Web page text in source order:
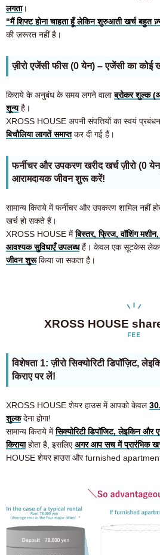
लगता।
"मैं शिफ्ट होना चाहता हूँ लेकिन शुरुआती खर्च बहुत
की ज़रूरत नहीं है।
ज़ीरो एजेंसी फीस (0 येन) – एजेंसी का कोई
किराये के अनुबंध के समय लगने वालाब्रोकर शुल्क
शून्यहै।
XROSS HOUSE अपनी संपत्तियों का स्वयं
बिचौलिया लागतें समाप्तकर दी गई हैं।
फर्नीचर और उपकरण खरीद खर्च ज़ीरो (0
आरामदायक जीवन शुरू करें!
सामान्य किराये में फर्नीचर और उपकरण शामिल नहीं
खर्च हो सकते हैं।
XROSS HOUSE मेंबिस्तर, फ्रिज, वॉशिंग मशीन,
आवश्यक सुविधाएँ उपलब्धहैं। केवल एक सूटकेस लेकर
जीवन शुरूकिया जा सकता है।
XROSS HOUSE
FEE
विशेषता 1: ज़ीरो सिक्योरिटी डिपॉज़िट,
किराए पर लें!
XROSS HOUSE शेयर हाउस में आपको केवल
शुल्कदेना होगा!
सामान्य किराये मेंसिक्योरिटी डिपॉजिट, लेइकिन
किरायाहोता है, इसलिएअगर आप सच में प्रारंभिक
HOUSE शेयर हाउस और furnished